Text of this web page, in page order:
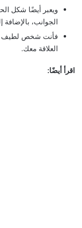
ويعبر أيضًا شكل
الجوانب،
فأنت شخص لطيف
العلاقة معك.
اقرأ أيضًا: